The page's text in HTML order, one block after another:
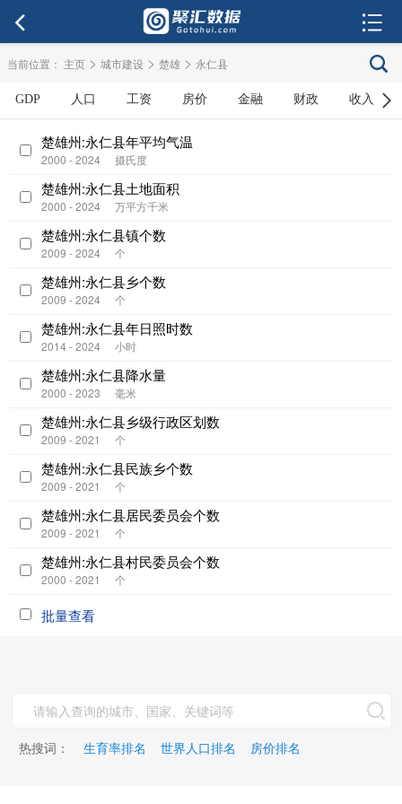
当前位置： 主页 > 城市建设 > 楚雄 > 永仁县
GDP 人口 工资 房价 金融 财政 收入
楚雄州:永仁县年平均气温
2000 - 2024 摄氏度
楚雄州:永仁县土地面积
2000 - 2024 万平方千米
楚雄州:永仁县镇个数
2009 - 2024 个
楚雄州:永仁县乡个数
2009 - 2024 个
楚雄州:永仁县年日照时数
2014 - 2024 小时
楚雄州:永仁县降水量
2000 - 2023 毫米
楚雄州:永仁县乡级行政区划数
2009 - 2021 个
楚雄州:永仁县民族乡个数
2009 - 2021 个
楚雄州:永仁县居民委员会个数
2009 - 2021 个
楚雄州:永仁县村民委员会个数
2000 - 2021 个
批量查看
热搜词： 生育率排名 世界人口排名 房价排名